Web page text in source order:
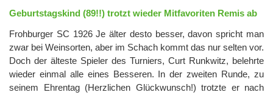
Geburtstagskind (89!!) trotzt wieder Mitfavoriten Remis ab
Frohburger SC 1926 Je älter desto besser, davon spricht man
zwar bei Weinsorten, aber im Schach kommt das nur selten vor.
Doch der älteste Spieler des Turniers, Curt Runkwitz, belehrte
wieder einmal alle eines Besseren. In der zweiten Runde, zu
seinem Ehrentag (Herzlichen Glückwunsch!) trotzte er nach